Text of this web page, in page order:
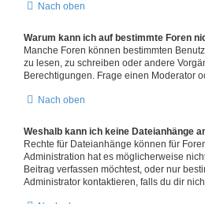
Nach oben
Warum kann ich auf bestimmte Foren
Manche Foren können bestimmten
zu lesen, zu schreiben oder andere
Berechtigungen. Frage einen Moderator
Nach oben
Weshalb kann ich keine Dateianhänge
Rechte für Dateianhänge können für
Administration hat es möglicherweise
Beitrag verfassen möchtest, oder nur
Administrator kontaktieren, falls du dir